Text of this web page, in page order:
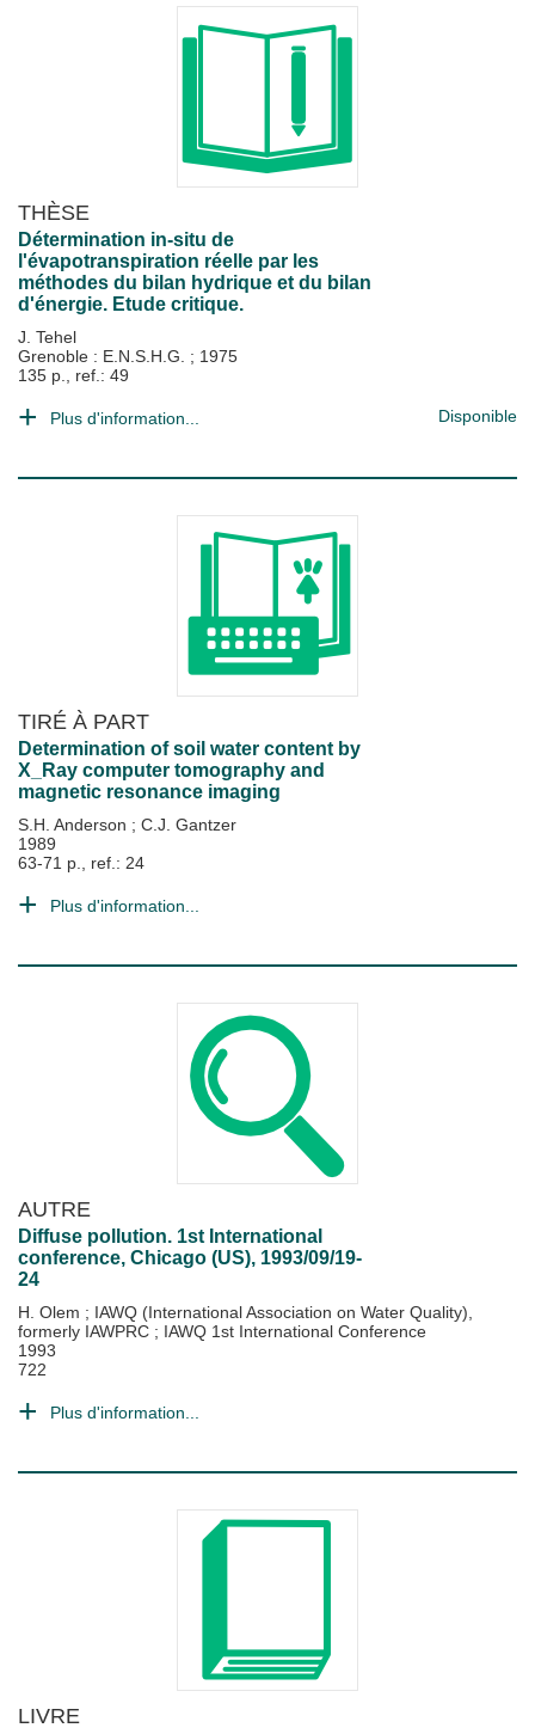
THÈSE
Détermination in-situ de
l'évapotranspiration réelle par les
méthodes du bilan hydrique et du bilan
d'énergie. Etude critique.
J. Tehel
Grenoble : E.N.S.H.G. ; 1975
135 p., ref.: 49
Plus d'information... Disponible
TIRÉ À PART
Determination of soil water content by
X_Ray computer tomography and
magnetic resonance imaging
S.H. Anderson ; C.J. Gantzer
1989
63-71 p., ref.: 24
Plus d'information...
AUTRE
Diffuse pollution. 1st International
conference, Chicago (US), 1993/09/19-
24
H. Olem ; IAWQ (International Association on Water Quality),
formerly IAWPRC ; IAWQ 1st International Conference
1993
722
Plus d'information...
LIVRE